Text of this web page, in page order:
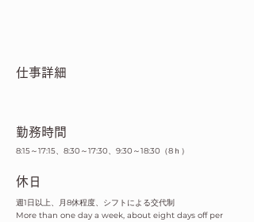
仕事詳細
​勤務時間
8:15～17:15、8:30～17:30、9:30～18:30（8ｈ）
​休日
週1日以上、月8休程度、シフトによる交代制
More than one day a week, about eight days off per